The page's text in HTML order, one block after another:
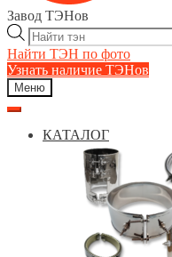
Завод ТЭНов
Поиск
товаров
Найти ТЭН по фото
Узнать наличие ТЭНов
Меню
КАТАЛОГ